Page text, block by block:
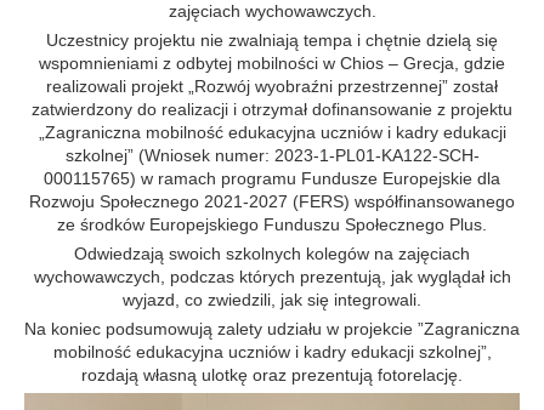
zajęciach wychowawczych.
Uczestnicy projektu nie zwalniają tempa i chętnie dzielą się
wspomnieniami z odbytej mobilności w Chios – Grecja, gdzie
realizowali projekt „Rozwój wyobraźni przestrzennej” został
zatwierdzony do realizacji i otrzymał dofinansowanie z projektu
„Zagraniczna mobilność edukacyjna uczniów i kadry edukacji
szkolnej” (Wniosek numer: 2023-1-PL01-KA122-SCH-
000115765) w ramach programu Fundusze Europejskie dla
Rozwoju Społecznego 2021-2027 (FERS) współfinansowanego
ze środków Europejskiego Funduszu Społecznego Plus.
Odwiedzają swoich szkolnych kolegów na zajęciach
wychowawczych, podczas których prezentują, jak wyglądał ich
wyjazd, co zwiedzili, jak się integrowali.
Na koniec podsumowują zalety udziału w projekcie ”Zagraniczna
mobilność edukacyjna uczniów i kadry edukacji szkolnej”,
rozdają własną ulotkę oraz prezentują fotorelację.